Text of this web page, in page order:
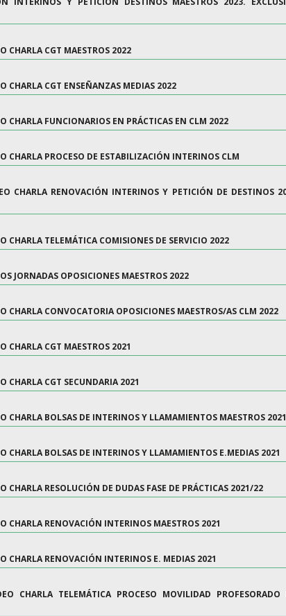
CHARLA CGT MAESTROS 2022
CHARLA CGT ENSEÑANZAS MEDIAS 2022
CHARLA FUNCIONARIOS EN PRÁCTICAS EN CLM 2022
CHARLA PROCESO DE ESTABILIZACIÓN INTERINOS CLM
CHARLA RENOVACIÓN INTERINOS Y PETICIÓN DE DESTINOS
CHARLA TELEMÁTICA COMISIONES DE SERVICIO 2022
JORNADAS OPOSICIONES MAESTROS 2022
CHARLA CONVOCATORIA OPOSICIONES MAESTROS/AS CLM 2022
CHARLA CGT MAESTROS 2021
CHARLA CGT SECUNDARIA 2021
CHARLA BOLSAS DE INTERINOS Y LLAMAMIENTOS MAESTROS 2021
CHARLA BOLSAS DE INTERINOS Y LLAMAMIENTOS E.MEDIAS 2021
CHARLA RESOLUCIÓN DE DUDAS FASE DE PRÁCTICAS 2021/22
CHARLA RENOVACIÓN INTERINOS MAESTROS 2021
CHARLA RENOVACIÓN INTERINOS E. MEDIAS 2021
CHARLA TELEMÁTICA PROCESO MOVILIDAD PROFESORADO